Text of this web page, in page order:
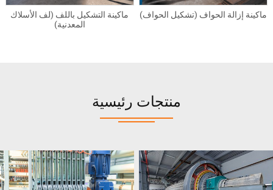
ماكينة إزالة الحواف (تشكيل الحواف)
ماكينة التشكيل باللف (لف الأسلاك
المعدنية)
منتجات رئيسية